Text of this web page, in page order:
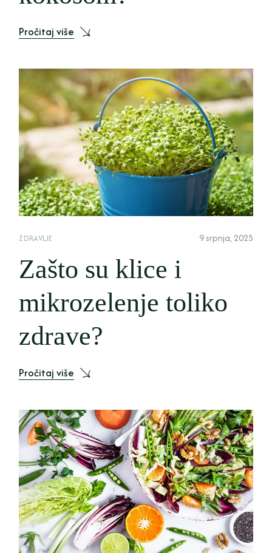
Pročitaj više
ZDRAVLJE 9 srpnja, 2025
Zašto su klice i
mikrozelenje toliko
zdrave?
Pročitaj više